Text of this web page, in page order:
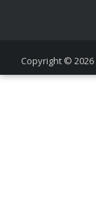
Copyright © 2026